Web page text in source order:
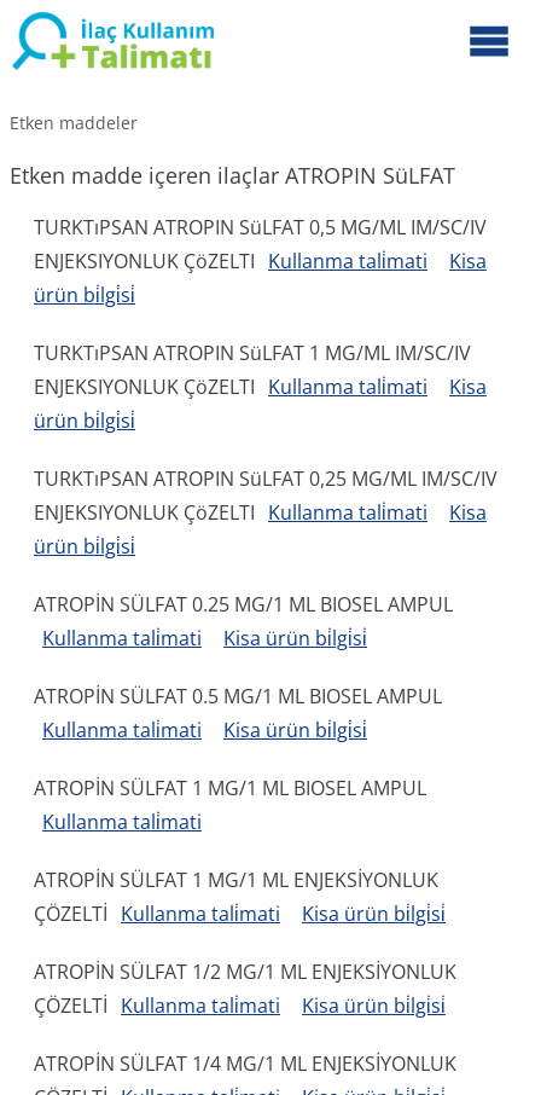
Etken maddeler
Etken madde içeren ilaçlar ATROPIN SüLFAT
TURKTıPSAN ATROPIN SüLFAT 0,5 MG/ML IM/SC/IV
ENJEKSIYONLUK ÇöZELTI Kullanma tali̇mati
Kisa
ürün bi̇lgi̇si̇
TURKTıPSAN ATROPIN SüLFAT 1 MG/ML IM/SC/IV
ENJEKSIYONLUK ÇöZELTI Kullanma tali̇mati
Kisa
ürün bi̇lgi̇si̇
TURKTıPSAN ATROPIN SüLFAT 0,25 MG/ML IM/SC/IV
ENJEKSIYONLUK ÇöZELTI Kullanma tali̇mati
Kisa
ürün bi̇lgi̇si̇
ATROPİN SÜLFAT 0.25 MG/1 ML BIOSEL AMPUL
Kullanma tali̇mati
Kisa ürün bi̇lgi̇si̇
ATROPİN SÜLFAT 0.5 MG/1 ML BIOSEL AMPUL
Kullanma tali̇mati
Kisa ürün bi̇lgi̇si̇
ATROPİN SÜLFAT 1 MG/1 ML BIOSEL AMPUL
Kullanma tali̇mati
ATROPİN SÜLFAT 1 MG/1 ML ENJEKSİYONLUK
ÇÖZELTİ Kullanma tali̇mati Kisa ürün bi̇lgi̇si̇
ATROPİN SÜLFAT 1/2 MG/1 ML ENJEKSİYONLUK
ÇÖZELTİ Kullanma tali̇mati Kisa ürün bi̇lgi̇si̇
ATROPİN SÜLFAT 1/4 MG/1 ML ENJEKSİYONLUK